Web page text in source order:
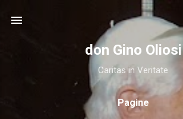
Passa ai contenuti principali
don Gino Oliosi
Caritas in Veritate
Pagine